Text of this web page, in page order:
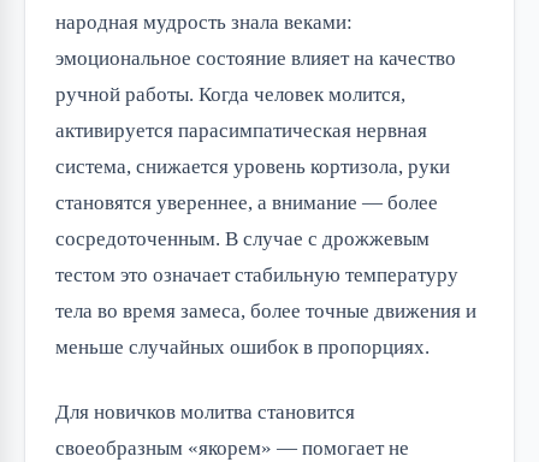
народная мудрость знала веками:
эмоциональное состояние влияет на качество
ручной работы. Когда человек молится,
активируется парасимпатическая нервная
система, снижается уровень кортизола, руки
становятся увереннее, а внимание — более
сосредоточенным. В случае с дрожжевым
тестом это означает стабильную температуру
тела во время замеса, более точные движения и
меньше случайных ошибок в пропорциях.
Для новичков молитва становится
своеобразным «якорем» — помогает не